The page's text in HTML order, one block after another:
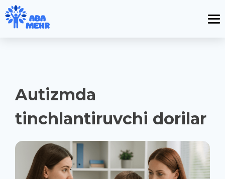
Autizmda
tinchlantiruvchi dorilar